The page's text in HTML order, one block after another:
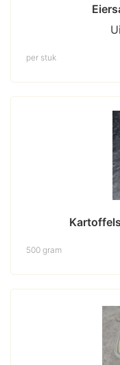
per stuk
500 gram